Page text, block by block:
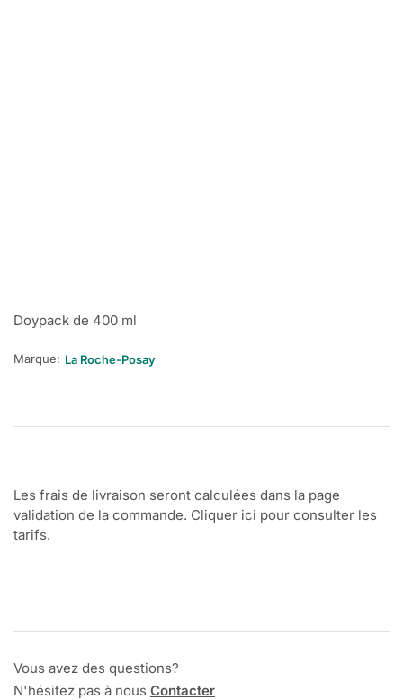
Doypack de 400 ml
Marque: La Roche-Posay
Les frais de livraison seront calculées dans la page
validation de la commande. Cliquer ici pour consulter les
tarifs.
Vous avez des questions?
N'hésitez pas à nous Contacter